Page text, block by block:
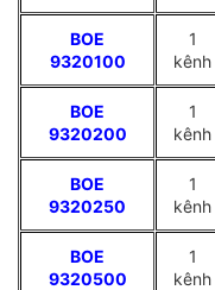
BOE
9320100
1
kênh
BOE
9320200
1
kênh
BOE
9320250
1
kênh
BOE
9320500
1
kênh